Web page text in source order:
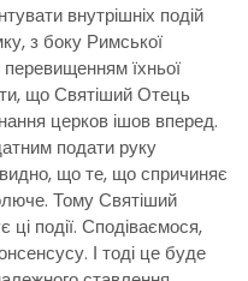
внутрішніх подій
з боку Римської
їхньої
що Святіший Отець
церков ішов вперед.
подати руку
що те, що спричиняє
Тому Святіший
події. Сподіваємося,
І тоді це буде